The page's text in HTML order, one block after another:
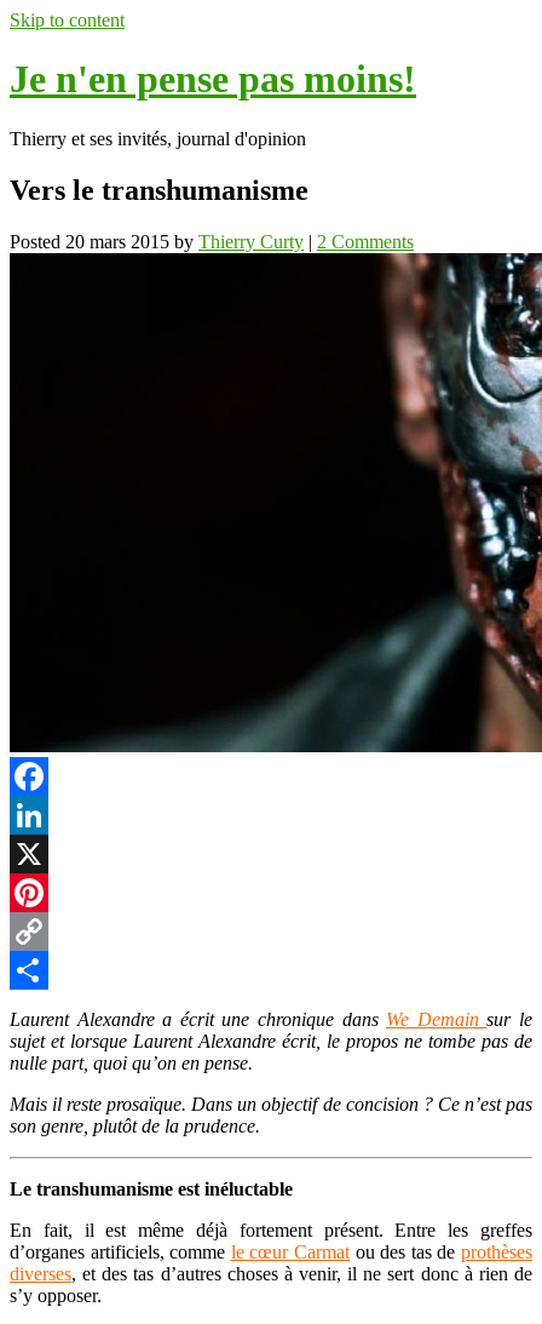
Skip to content
Je n'en pense pas moins!
Thierry et ses invités, journal d'opinion
Vers le transhumanisme
Posted 20 mars 2015 by Thierry Curty | 2 Comments
Facebook
LinkedIn
X
Pinterest
Copy
Link
Partager
Laurent Alexandre a écrit une chronique dans We Demainsur le
sujet et lorsque Laurent Alexandre écrit, le propos ne tombe pas de
nulle part, quoi qu’on en pense.
Mais il reste prosaïque. Dans un objectif de concision ? Ce n’est pas
son genre, plutôt de la prudence.
Le transhumanisme est inéluctable
En fait, il est même déjà fortement présent. Entre les greffes
d’organes artificiels, comme le cœur Carmat ou des tas deprothèses
diverses, et des tas d’autres choses à venir, il ne sert donc à rien de
s’y opposer.